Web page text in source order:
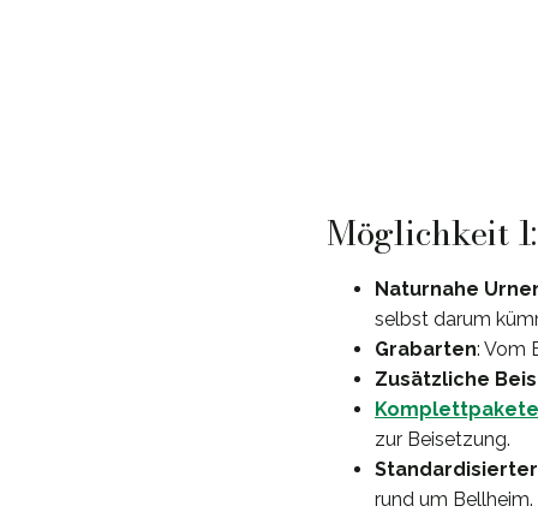
Möglichkeit
Naturnahe
selbst darum
Grabarten: Vom
Zusätzliche
Komplettpakete
zur Beisetzung.
rund um Bellheim.